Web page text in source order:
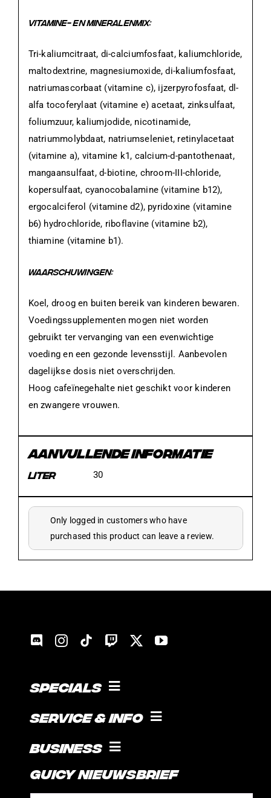
VITAMINE- EN MINERALENMIX:
Tri-kaliumcitraat, di-calciumfosfaat, kaliumchloride,
maltodextrine, magnesiumoxide, di-kaliumfosfaat,
natriumascorbaat (vitamine c), ijzerpyrofosfaat, dl-
alfa tocoferylaat (vitamine e) acetaat, zinksulfaat,
foliumzuur, kaliumjodide, nicotinamide,
natriummolybdaat, natriumseleniet, retinylacetaat
(vitamine a), vitamine k1, calcium-d-pantothenaat,
mangaansulfaat, d-biotine, chroom-III-chloride,
kopersulfaat, cyanocobalamine (vitamine b12),
ergocalciferol (vitamine d2), pyridoxine (vitamine
b6) hydrochloride, riboflavine (vitamine b2),
thiamine (vitamine b1).
WAARSCHUWINGEN:
Koel, droog en buiten bereik van kinderen bewaren.
Voedingssupplementen mogen niet worden
gebruikt ter vervanging van een evenwichtige
voeding en een gezonde levensstijl. Aanbevolen
dagelijkse dosis niet overschrijden.
Hoog cafeïnegehalte niet geschikt voor kinderen
en zwangere vrouwen.
AANVULLENDE INFORMATIE
LITER 30
Only logged in customers who have
purchased this product can leave a review.
Specials
KOKEN MET GUICE!
Service & Info
VOORWAARDEN
SUPPORT
CONTACT
Business
STAGE
Guicy Nieuwsbrief